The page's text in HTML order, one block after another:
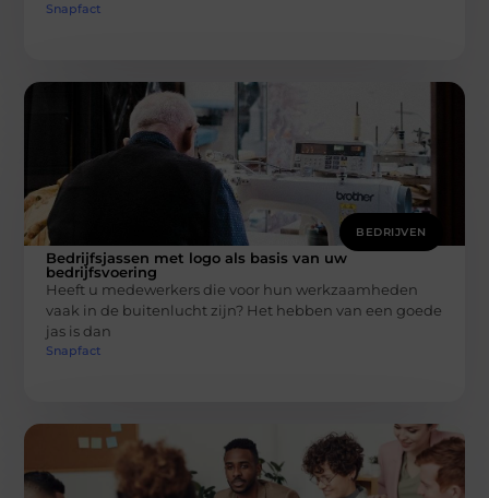
Snapfact
BEDRIJVEN
Bedrijfsjassen met logo als basis van uw
bedrijfsvoering
Heeft u medewerkers die voor hun werkzaamheden
vaak in de buitenlucht zijn? Het hebben van een goede
jas is dan
Snapfact